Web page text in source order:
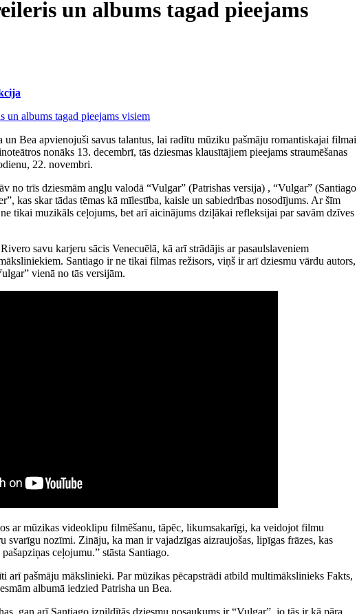
un albums tagad pieejams
un Bea apvienojuši savus talantus, lai radītu mūziku pašmāju romantiskajai filmai
nonāks 13. decembrī, tās dziesmas klausītājiem pieejams straumēšanas
22. novembri.
no trīs dziesmām angļu valodā “Vulgar” (Patrishas versija) , “Vulgar” (Santiago
kas skar tādas tēmas kā mīlestība, kaisle un sabiedrības nosodījums. Ar šīm
tikai muzikāls ceļojums, bet arī aicinājums dziļākai refleksijai par savām dzīves
savu karjeru sācis Venecuēlā, kā arī strādājis ar pasaulslaveniem
Santiago ir ne tikai filmas režisors, viņš ir arī dziesmu vārdu autors,
vienā no tās versijām.
ar mūzikas videoklipu filmēšanu, tāpēc, likumsakarīgi, ka veidojot filmu
svarīgu nozīmi. Zināju, ka man ir vajadzīgas aizraujošas, lipīgas frāzes, kas
ceļojumu.” stāsta Santiago.
arī pašmāju mākslinieki. Par mūzikas pēcapstrādi atbild multimākslinieks Fakts,
albumā iedzied Patrisha un Bea.
gan arī Santiago izpildītās dziesmu nosaukums ir “Vulgar”, jo tās ir kā pāra